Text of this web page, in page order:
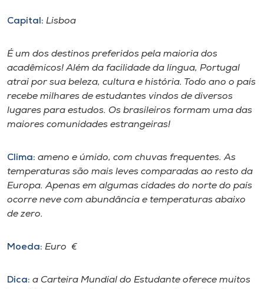
I.nova
Diplomados
Cultura
CPA
Biblioteca
Editora
Capital: Lisboa
É um dos destinos preferidos pela maioria dos
acadêmicos! Além da facilidade da língua, Portugal
atrai por sua beleza, cultura e história. Todo ano o país
recebe milhares de estudantes vindos de diversos
lugares para estudos. Os brasileiros formam uma das
maiores comunidades estrangeiras!
Clima: ameno e úmido, com chuvas frequentes. As
temperaturas são mais leves comparadas ao resto da
Europa. Apenas em algumas cidades do norte do país
ocorre neve com abundância e temperaturas abaixo
de zero.
Moeda: Euro €
Dica: a Carteira Mundial do Estudante oferece muitos